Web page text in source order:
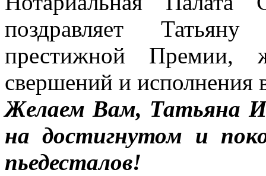
поздравляет
престижной Премии,
свершений и исполнения
Желаем Вам, Татьяна
на достигнутом и
пьедесталов!